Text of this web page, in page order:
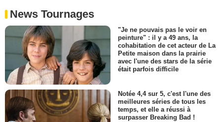
News Tournages
"Je ne pouvais pas le voir en
peinture" : il y a 49 ans, la
cohabitation de cet acteur de La
Petite maison dans la prairie
avec l'une des stars de la série
était parfois difficile
Notée 4,4 sur 5, c'est l'une des
meilleures séries de tous les
temps, et elle a réussi à
surpasser Breaking Bad !